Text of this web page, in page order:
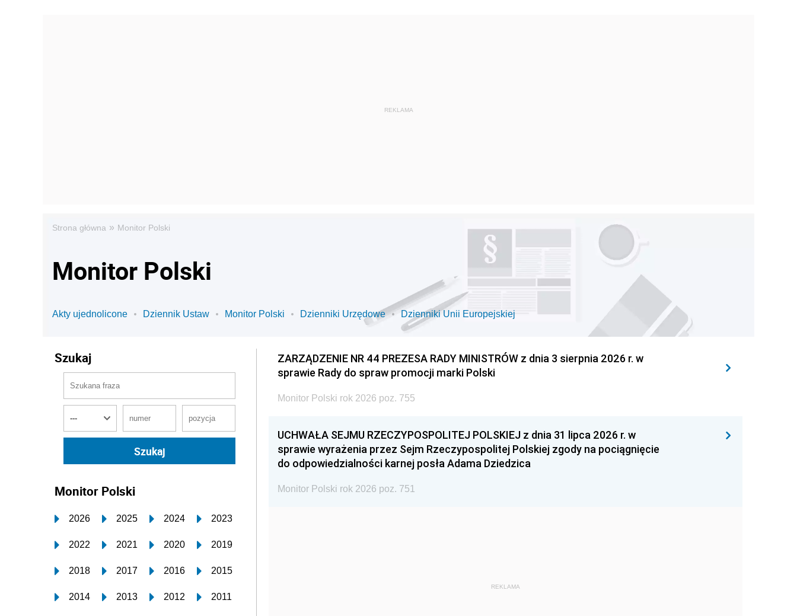
Strona główna » Monitor Polski
Monitor Polski
Akty ujednolicone Dziennik Ustaw Monitor Polski Dzienniki Urzędowe Dzienniki Unii Europejskiej
Szukaj
Monitor Polski
2026 2025 2024 2023
2022 2021 2020 2019
2018 2017 2016 2015
2014 2013 2012 2011
ZARZĄDZENIE NR 44 PREZESA RADY MINISTRÓW z dnia 3 sierpnia 2026 r. w
sprawie Rady do spraw promocji marki Polski
Monitor Polski rok 2026 poz. 755
UCHWAŁA SEJMU RZECZYPOSPOLITEJ POLSKIEJ z dnia 31 lipca 2026 r. w
sprawie wyrażenia przez Sejm Rzeczypospolitej Polskiej zgody na pociągnięcie
do odpowiedzialności karnej posła Adama Dziedzica
Monitor Polski rok 2026 poz. 751
REKLAMA